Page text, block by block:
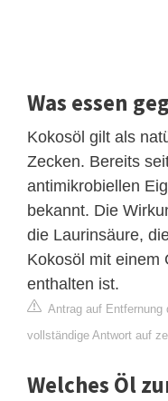
Was essen
Kokosöl gilt als
Zecken. Bereits
antimikrobiellen
bekannt. Die
die Laurinsäure,
Kokosöl mit einem
enthalten ist.
Antrag auf Entfernung
vollständige Antwort auf
Welches Öl